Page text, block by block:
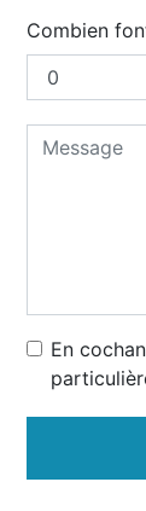
Combien
En